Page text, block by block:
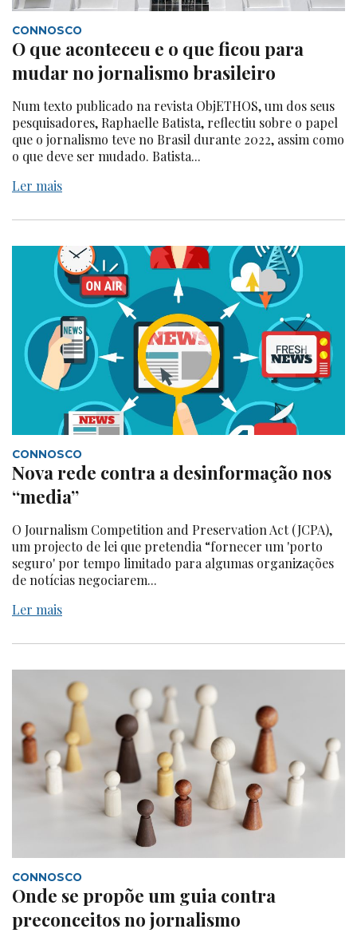
CONNOSCO
O que aconteceu e o que ficou para
mudar no jornalismo brasileiro
Num texto publicado na revista ObjETHOS, um dos seus
pesquisadores, Raphaelle Batista, reflectiu sobre o papel
que o jornalismo teve no Brasil durante 2022, assim como
o que deve ser mudado. Batista...
Ler mais
CONNOSCO
Nova rede contra a desinformação nos
“media”
O Journalism Competition and Preservation Act (JCPA),
um projecto de lei que pretendia “fornecer um 'porto
seguro' por tempo limitado para algumas organizações
de notícias negociarem...
Ler mais
CONNOSCO
Onde se propõe um guia contra
preconceitos no jornalismo